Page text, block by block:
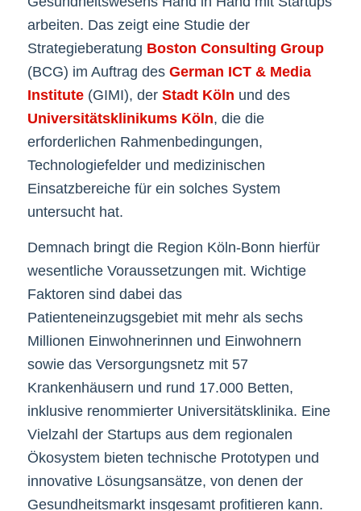
arbeiten. Das zeigt eine Studie der
Strategieberatung Boston Consulting Group
(BCG) im Auftrag des German ICT & Media
Institute(GIMI), der Stadt Köln und des
Universitätsklinikums Köln, die die
erforderlichen Rahmenbedingungen,
Technologiefelder und medizinischen
Einsatzbereiche für ein solches System
untersucht hat.
Demnach bringt die Region Köln-Bonn hierfür
wesentliche Voraussetzungen mit. Wichtige
Faktoren sind dabei das
Patienteneinzugsgebiet mit mehr als sechs
Millionen Einwohnerinnen und Einwohnern
sowie das Versorgungsnetz mit 57
Krankenhäusern und rund 17.000 Betten,
inklusive renommierter Universitätsklinika. Eine
Vielzahl der Startups aus dem regionalen
Ökosystem bieten technische Prototypen und
innovative Lösungsansätze, von denen der
Gesundheitsmarkt insgesamt profitieren kann.